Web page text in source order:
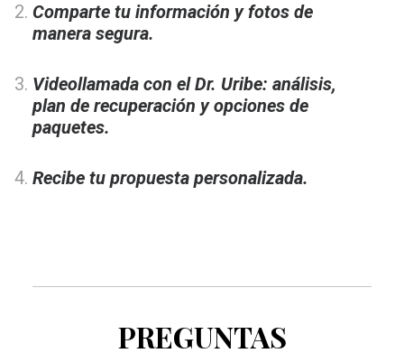
Comparte tu información y fotos de
manera segura.
Videollamada con el Dr. Uribe: análisis,
plan de recuperación y opciones de
paquetes.
Recibe tu propuesta personalizada.
PREGUNTAS